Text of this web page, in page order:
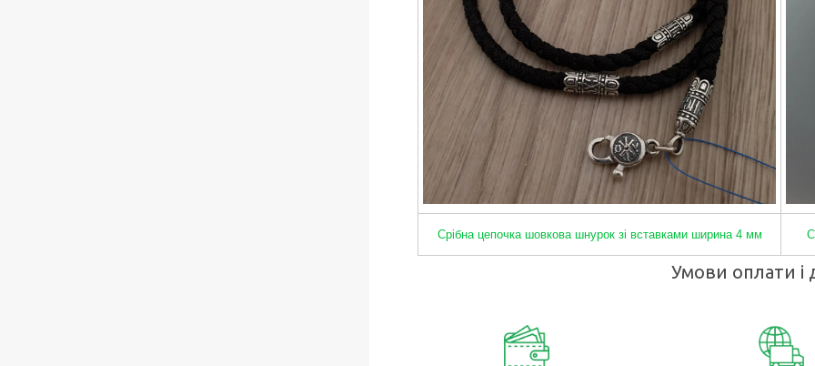
Срібна цепочка шовкова шнурок зі вставками ширина 4 мм
Умови оплати і